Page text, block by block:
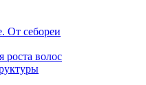
От себореи
роста волос